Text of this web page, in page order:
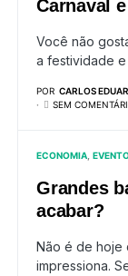
Carnaval
Você não
a festividade
POR CARLOS
SEM
ECONOMIA
Grandes
acabar?
Não é de hoje
impressiona.